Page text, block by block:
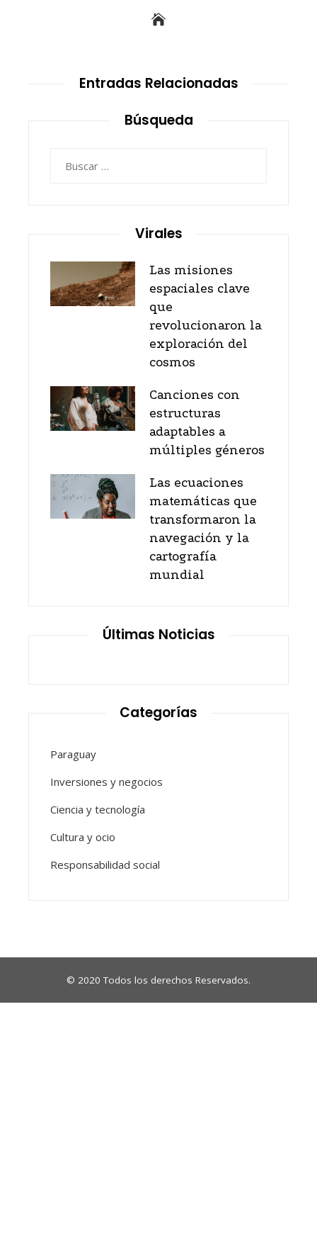
Entradas Relacionadas
Búsqueda
Virales
Las misiones
espaciales clave
que
revolucionaron la
exploración del
cosmos
Canciones con
estructuras
adaptables a
múltiples géneros
Las ecuaciones
matemáticas que
transformaron la
navegación y la
cartografía
mundial
Últimas Noticias
Categorías
Paraguay
Inversiones y negocios
Ciencia y tecnología
Cultura y ocio
Responsabilidad social
© 2020 Todos los derechos Reservados.